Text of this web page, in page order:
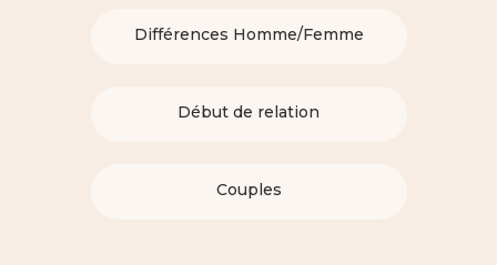
Différences Homme/Femme
Début de relation
Couples